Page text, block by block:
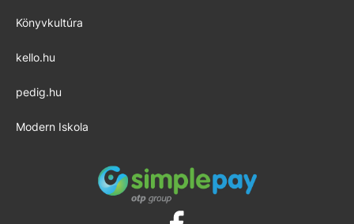
Könyvkultúra
kello.hu
pedig.hu
Modern Iskola